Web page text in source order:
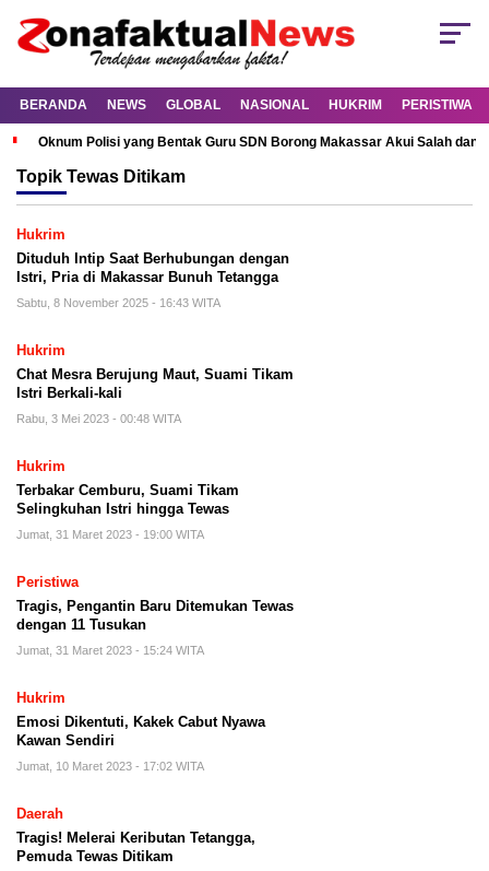
BERANDA NEWS GLOBAL NASIONAL HUKRIM PERISTIWA
Oknum Polisi yang Bentak Guru SDN Borong Makassar Akui Salah dan
Topik Tewas Ditikam
Hukrim
Dituduh Intip Saat Berhubungan dengan
Istri, Pria di Makassar Bunuh Tetangga
Sabtu, 8 November 2025 - 16:43 WITA
Hukrim
Chat Mesra Berujung Maut, Suami Tikam
Istri Berkali-kali
Rabu, 3 Mei 2023 - 00:48 WITA
Hukrim
Terbakar Cemburu, Suami Tikam
Selingkuhan Istri hingga Tewas
Jumat, 31 Maret 2023 - 19:00 WITA
Peristiwa
Tragis, Pengantin Baru Ditemukan Tewas
dengan 11 Tusukan
Jumat, 31 Maret 2023 - 15:24 WITA
Hukrim
Emosi Dikentuti, Kakek Cabut Nyawa
Kawan Sendiri
Jumat, 10 Maret 2023 - 17:02 WITA
Daerah
Tragis! Melerai Keributan Tetangga,
Pemuda Tewas Ditikam